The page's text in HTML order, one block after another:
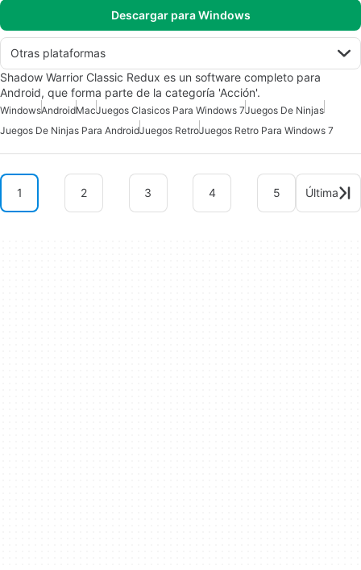
Descargar para Windows
Otras plataformas
Shadow Warrior Classic Redux es un software completo para
Android, que forma parte de la categoría 'Acción'.
WindowsAndroidMacJuegos Clasicos Para Windows 7Juegos De Ninjas
Juegos De Ninjas Para AndroidJuegos RetroJuegos Retro Para Windows 7
1 2 3 4 5 Última